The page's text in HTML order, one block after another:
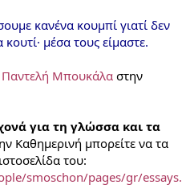
κανένα κουμπί γιατί δεν
μέσα τους είμαστε.
Μπουκάλαστην
για τη γλώσσα και τα
Καθημερινή μπορείτε να τα
του:
smoschon/pages/gr/essays.